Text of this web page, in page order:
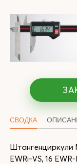
СВОДКА
Штангенциркули
EWRi-VS, 16